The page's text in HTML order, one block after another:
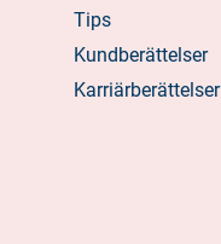
Tips
Kundberättelser
Karriärberättelser